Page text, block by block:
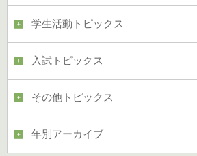
学生活動トピックス
入試トピックス
その他トピックス
年別アーカイブ